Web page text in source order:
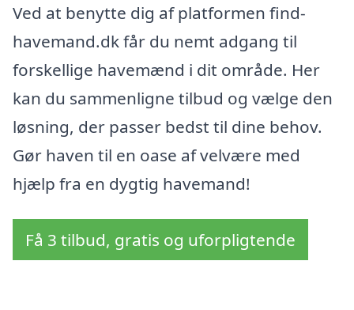
Ved at benytte dig af platformen find-
havemand.dk får du nemt adgang til
forskellige havemænd i dit område. Her
kan du sammenligne tilbud og vælge den
løsning, der passer bedst til dine behov.
Gør haven til en oase af velvære med
hjælp fra en dygtig havemand!
Få 3 tilbud, gratis og uforpligtende